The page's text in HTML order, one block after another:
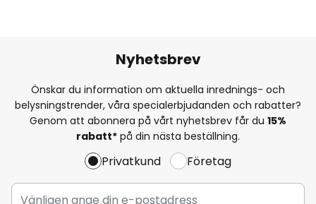
Nyhetsbrev
Önskar du information om aktuella inrednings- och
belysningstrender, våra specialerbjudanden och rabatter?
Genom att abonnera på vårt nyhetsbrev får du 15%
rabatt* på din nästa beställning.
Privatkund Företag